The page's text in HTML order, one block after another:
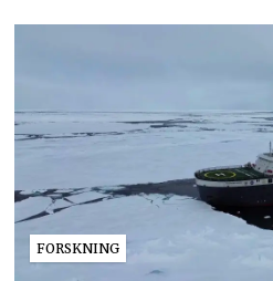
FORSKNING